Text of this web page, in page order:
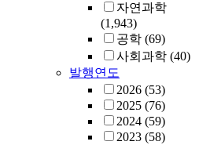
자연과학
(1,943)
공학 (69)
사회과학 (40)
발행연도
2026 (53)
2025 (76)
2024 (59)
2023 (58)